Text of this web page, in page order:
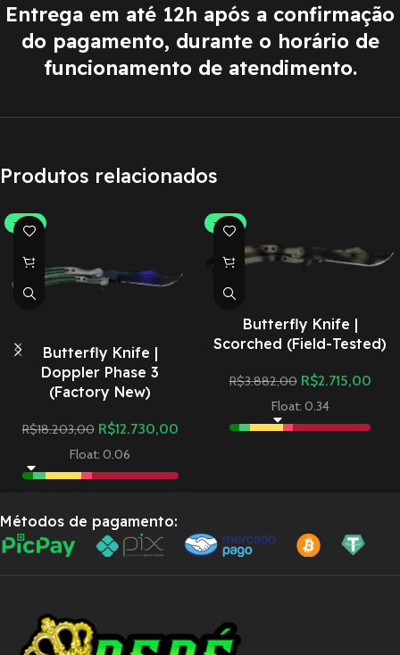
Entrega em até 12h após a confirmação
do pagamento, durante o horário de
funcionamento de atendimento.
Produtos relacionados
-30%
Butterfly Knife |
Doppler Phase 3
(Factory New)
R$18.203,00 R$12.730,00
Float: 0.06
-30%
Butterfly Knife |
Scorched (Field-Tested)
R$3.882,00 R$2.715,00
Float: 0.34
Métodos de pagamento: